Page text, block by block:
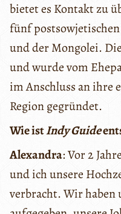
bietet es Kontakt zu
fünf
und der Mongolei.
und wurde vom
im Anschluss an ihre
Region gegründet.
Wie istIndy Guide
Alexandra: Vor 2
und ich unsere
verbracht. Wir haben